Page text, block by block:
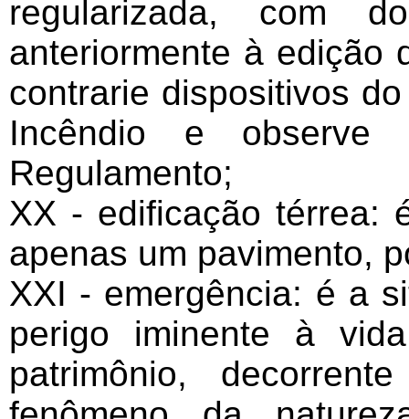
regularizada, com
anteriormente à edição
contrarie dispositivos
Incêndio e observe
Regulamento;
XX - edificação térrea:
apenas um pavimento,
XXI - emergência: é a
perigo iminente à
patrimônio,